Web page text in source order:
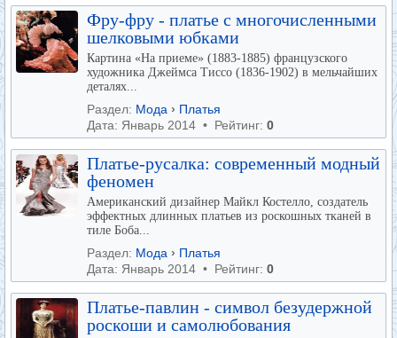
Фру-фру - платье с многочисленными
шелковыми юбками
Картина «На приеме» (1883-1885) французского
художника Джеймса Тиссо (1836-1902) в мельчайших
деталях...
Раздел: Мода › Платья
Дата: Январь 2014 • Рейтинг: 0
Платье-русалка: современный модный
феномен
Американский дизайнер Майкл Костелло, создатель
эффектных длинных платьев из роскошных тканей в
тиле Боба...
Раздел: Мода › Платья
Дата: Январь 2014 • Рейтинг: 0
Платье-павлин - символ безудержной
роскоши и самолюбования